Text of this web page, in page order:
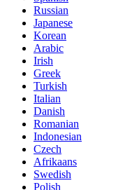
Russian
Japanese
Korean
Arabic
Irish
Greek
Turkish
Italian
Danish
Romanian
Indonesian
Czech
Afrikaans
Swedish
Polish